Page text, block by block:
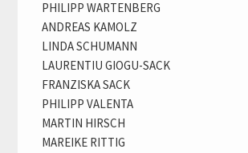
PHILIPP WARTENBERG
ANDREAS KAMOLZ
LINDA SCHUMANN
LAURENTIU GIOGU-SACK
FRANZISKA SACK
PHILIPP VALENTA
MARTIN HIRSCH
MAREIKE RITTIG